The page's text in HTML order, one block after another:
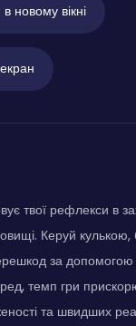
в новому вікні
твої рефлекси в
Керуй
за
темп гри
та швидших